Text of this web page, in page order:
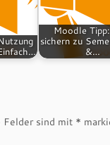
Moodle
sichern zu
&…
Felder sind mit *